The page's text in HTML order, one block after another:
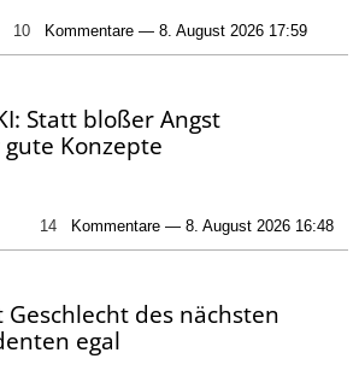
10 Kommentare — 8. August 2026 17:59
Statt bloßer Angst
Konzepte
14 Kommentare — 8. August 2026 16:48
des nächsten
egal